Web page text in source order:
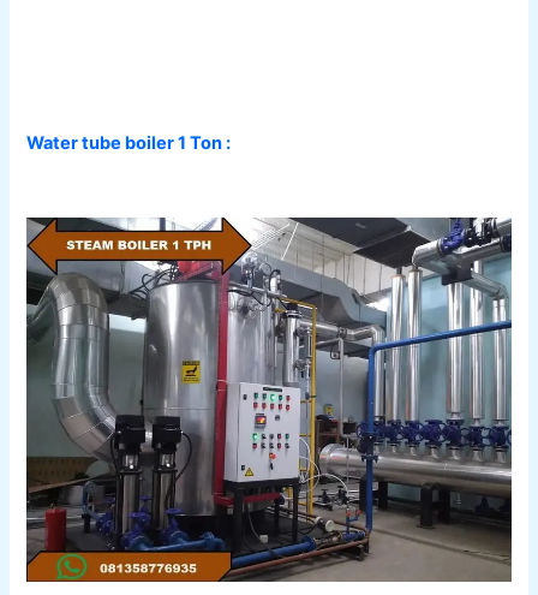
Water tube boiler 1 Ton :